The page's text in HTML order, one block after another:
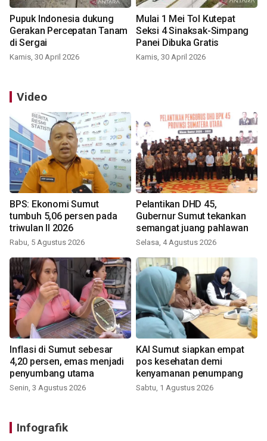
Pupuk Indonesia dukung
Gerakan Percepatan Tanam
di Sergai
Kamis, 30 April 2026
Mulai 1 Mei Tol Kutepat
Seksi 4 Sinaksak-Simpang
Panei Dibuka Gratis
Kamis, 30 April 2026
Video
BPS: Ekonomi Sumut
tumbuh 5,06 persen pada
triwulan II 2026
Rabu, 5 Agustus 2026
Pelantikan DHD 45,
Gubernur Sumut tekankan
semangat juang pahlawan
Selasa, 4 Agustus 2026
Inflasi di Sumut sebesar
4,20 persen, emas menjadi
penyumbang utama
Senin, 3 Agustus 2026
KAI Sumut siapkan empat
pos kesehatan demi
kenyamanan penumpang
Sabtu, 1 Agustus 2026
Infografik